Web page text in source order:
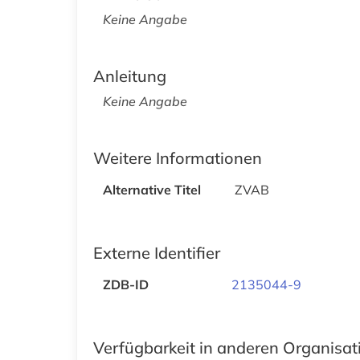
Keine Angabe
Anleitung
Keine Angabe
Weitere Informationen
Alternative Titel ZVAB
Externe Identifier
ZDB-ID 2135044-9
Verfügbarkeit in anderen